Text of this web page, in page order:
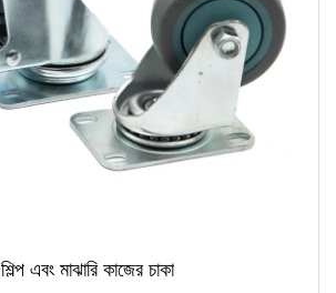
শিল্প এবং মাঝারি কাজের চাকা